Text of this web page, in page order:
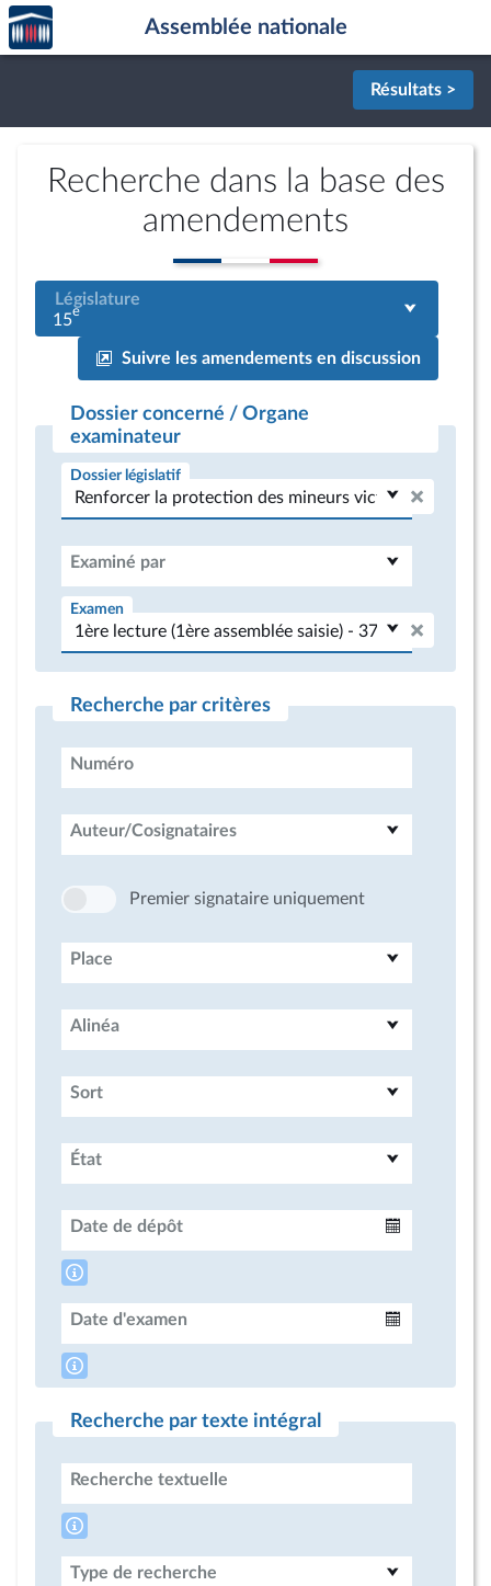
Aller au contenu
Aller en bas de la page
Accèder
à la
page
Assemblée nationale
Résultats >
Recherche dans la base des
amendements
Législature
15e
Suivre les amendements en discussion
Dossier concerné / Organe
examinateur
Dossier législatif
Examiné par
Examen
Recherche par critères
Numéro
Auteur/Cosignataires
Premier signataire uniquement
Place
Alinéa
Sort
État
Date de dépôt
Date d'examen
Recherche par texte intégral
Recherche textuelle
Type de recherche